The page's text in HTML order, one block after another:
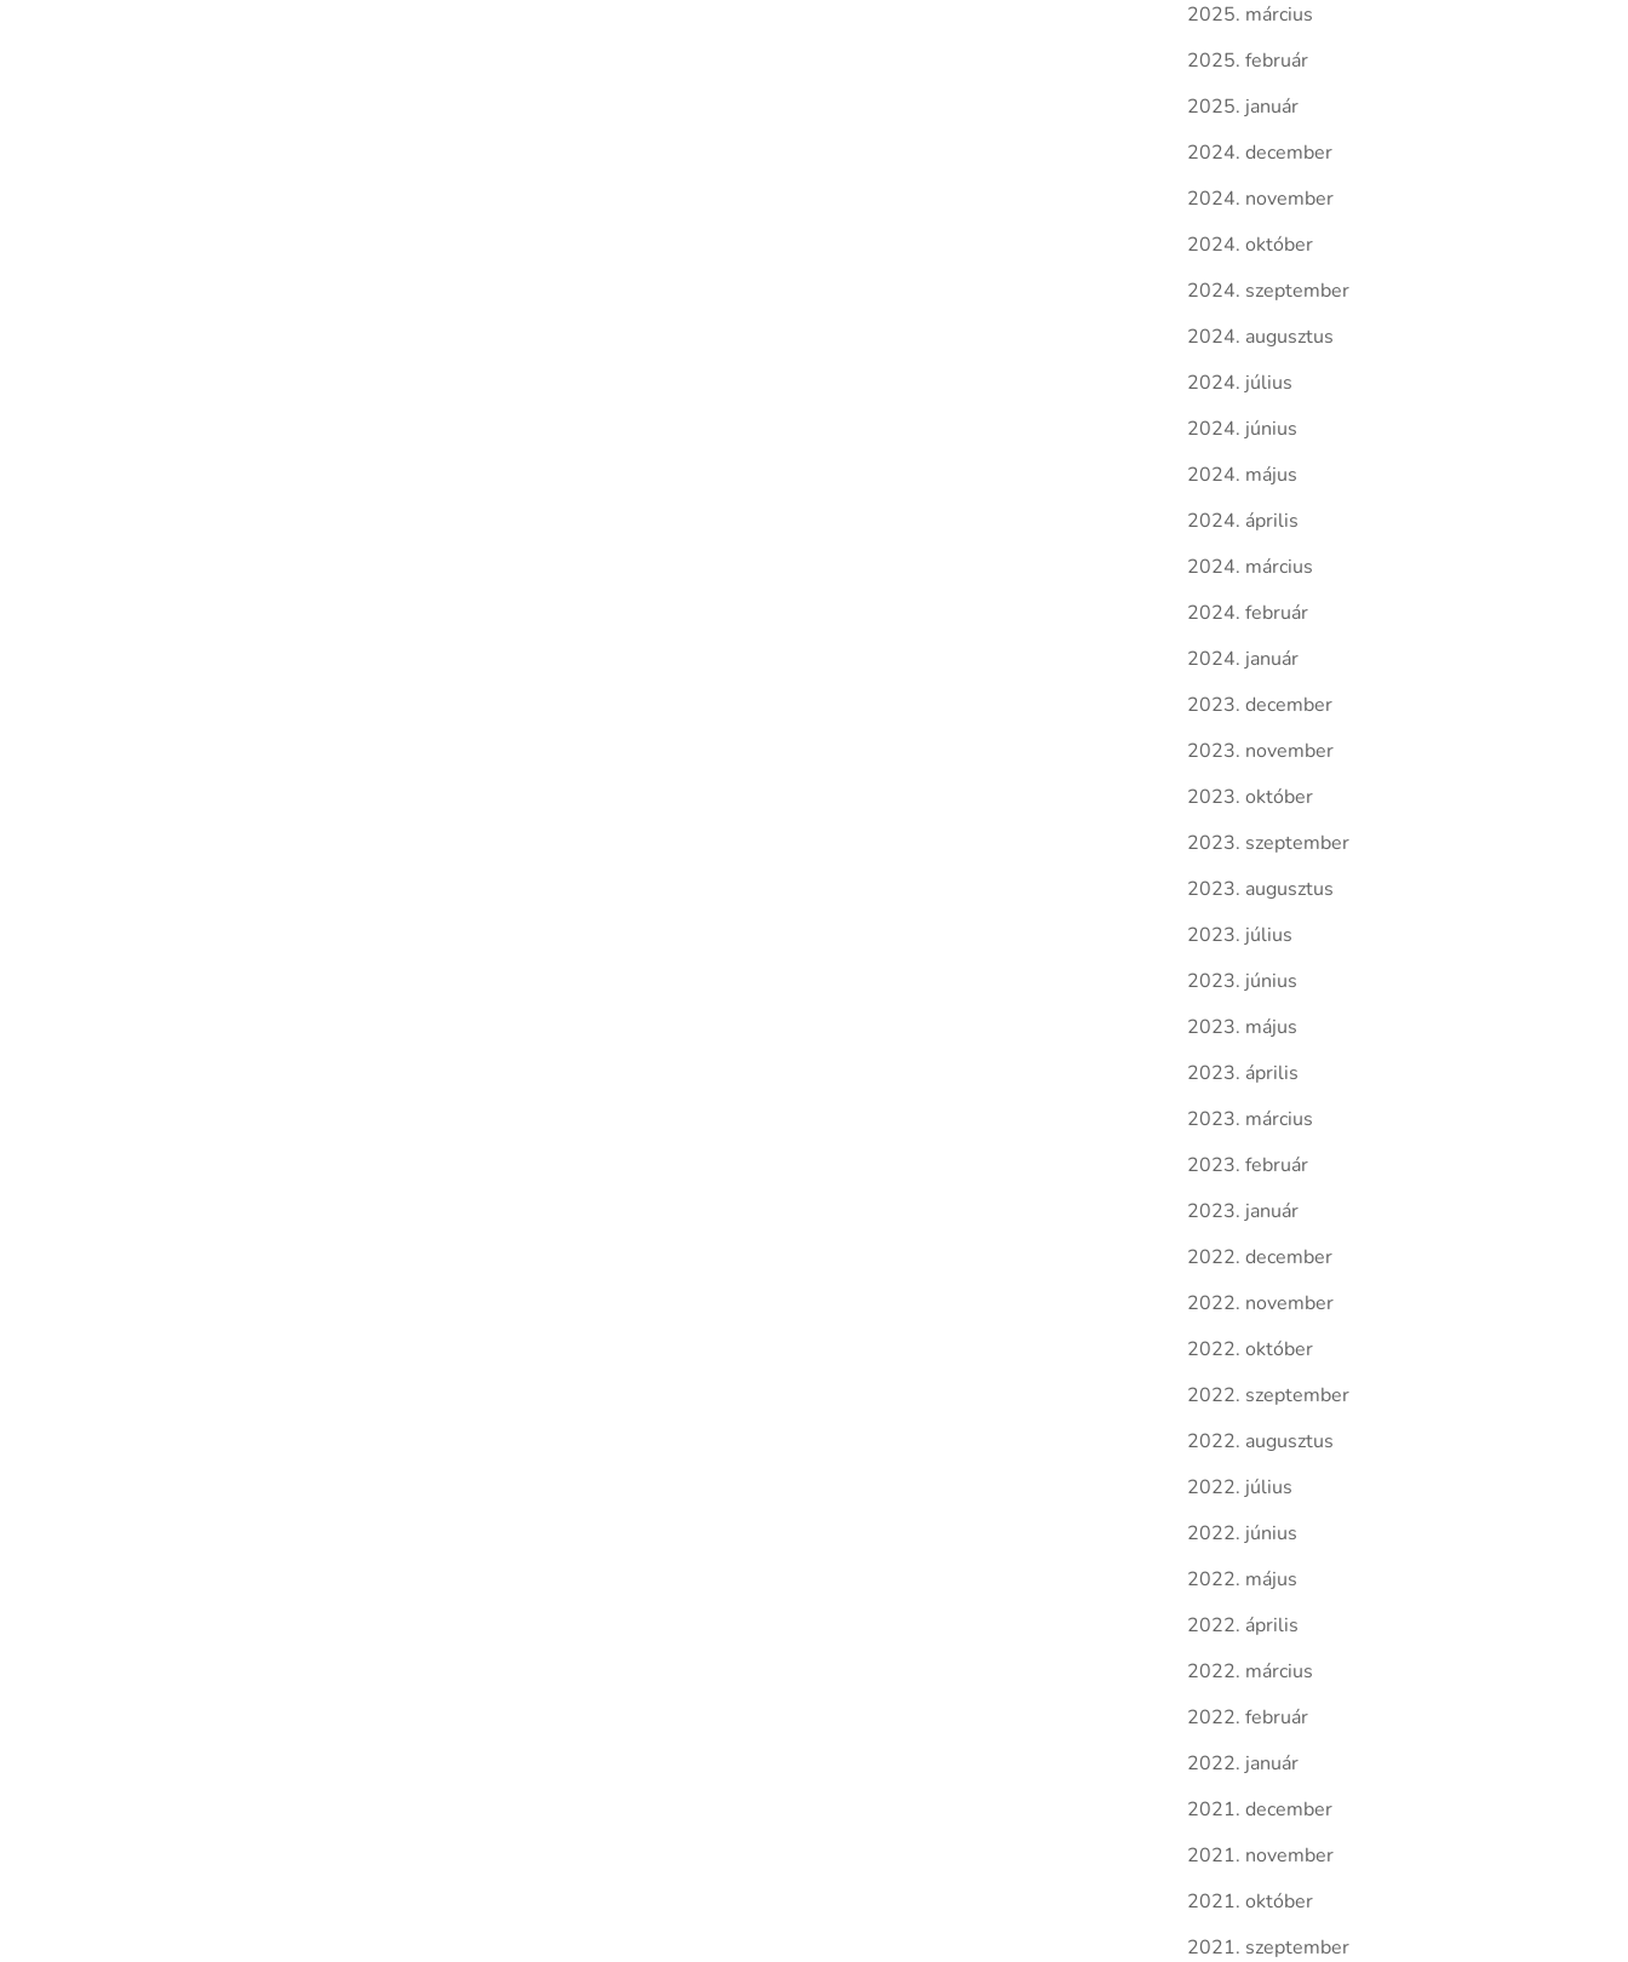
2025. március
2025. február
2025. január
2024. december
2024. november
2024. október
2024. szeptember
2024. augusztus
2024. július
2024. június
2024. május
2024. április
2024. március
2024. február
2024. január
2023. december
2023. november
2023. október
2023. szeptember
2023. augusztus
2023. július
2023. június
2023. május
2023. április
2023. március
2023. február
2023. január
2022. december
2022. november
2022. október
2022. szeptember
2022. augusztus
2022. július
2022. június
2022. május
2022. április
2022. március
2022. február
2022. január
2021. december
2021. november
2021. október
2021. szeptember